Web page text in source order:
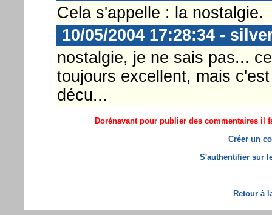
Cela s'appelle : la nostalgie.
10/05/2004 17:28:34 -
nostalgie, je ne sais pas...
toujours excellent, mais
décu...
Dorénavant pour publier des commentaires il
Créer un
S'authentifier sur
Retour à